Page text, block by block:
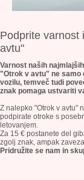
Podprite varnost
avtu"
Varnost naših
"Otrok v avtu" ne samo
vozilu, temveč tudi
znak pomaga ustvariti
Z nalepko "Otrok v avtu"
podpirate otroke s
letovanjem.
Za 15 € postanete del
zgolj znak, ampak
Pridružite se nam in